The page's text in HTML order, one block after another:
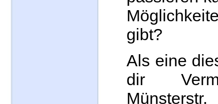
gibt?
Als eine
dir